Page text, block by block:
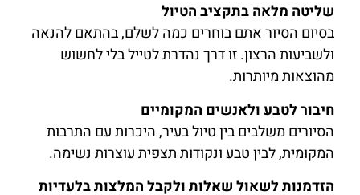
שליטה מלאה בתקציב הטיול
בסיום הסיור אתם בוחרים כמה לשלם, בהתאם להנאה
ולשביעות הרצון. זו דרך נהדרת לטייל בלי לחשוש
מהוצאות מיותרות.
חיבור לטבע ולאנשים המקומיים
הסיורים משלבים בין טיול בעיר, היכרות עם התרבות
המקומית, לבין טבע ונקודות תצפית עוצרות נשימה.
הזדמנות לשאול שאלות ולקבל המלצות בלעדיות